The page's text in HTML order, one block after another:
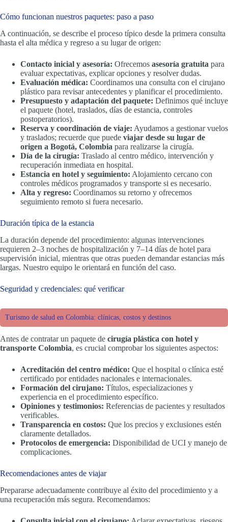
Cómo funcionan nuestros paquetes: paso a paso
A continuación, se describe el proceso típico desde la primera consulta
hasta el alta médica y regreso a su lugar de origen:
Contacto inicial y asesoría: Ofrecemos asesoría gratuita para
evaluar expectativas, explicar opciones y resolver dudas.
Evaluación médica: Coordinamos una consulta con el cirujano
plástico para revisar antecedentes y planificar el procedimiento.
Presupuesto y adaptación del paquete: Definimos qué incluye
el paquete (hotel, traslados, días de estancia, controles
postoperatorios).
Reserva y coordinación de viaje: Ayudamos a gestionar vuelos
y traslados; recuerde que puede viajar desde su lugar de
origen a Bogotá, Colombia para realizarse la cirugía.
Día de la cirugía: Traslado al centro médico, intervención y
recuperación inmediata en hospital.
Estancia en hotel y seguimiento: Alojamiento cercano con
controles médicos programados y transporte si es necesario.
Alta y regreso: Coordinamos su retorno y ofrecemos
seguimiento remoto si fuera necesario.
Duración típica de la estancia
La duración depende del procedimiento: algunas intervenciones
requieren 2–3 noches de hospitalización y 7–14 días de hotel para
supervisión inicial, mientras que otras pueden demandar estancias más
largas. Nuestro equipo le orientará en función del caso.
Seguridad y credenciales: qué verificar
Turismo de salud en Colombia: clínicas, costos y destinos
Antes de contratar un paquete de cirugía plástica con hotel y
transporte Colombia, es crucial comprobar los siguientes aspectos:
Acreditación del centro médico: Que el hospital o clínica esté
certificado por entidades nacionales e internacionales.
Formación del cirujano: Títulos, especializaciones y
experiencia en el procedimiento específico.
Opiniones y testimonios: Referencias de pacientes y resultados
verificables.
Transparencia en costos: Que los precios y exclusiones estén
claramente detallados.
Protocolos de emergencia: Disponibilidad de UCI y manejo de
complicaciones.
Recomendaciones antes de viajar
Prepararse adecuadamente contribuye al éxito del procedimiento y a
una recuperación más segura. Recomendamos: